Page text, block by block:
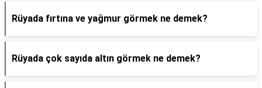
Rüyada fırtına ve yağmur görmek ne demek?
Rüyada çok sayıda altın görmek ne demek?